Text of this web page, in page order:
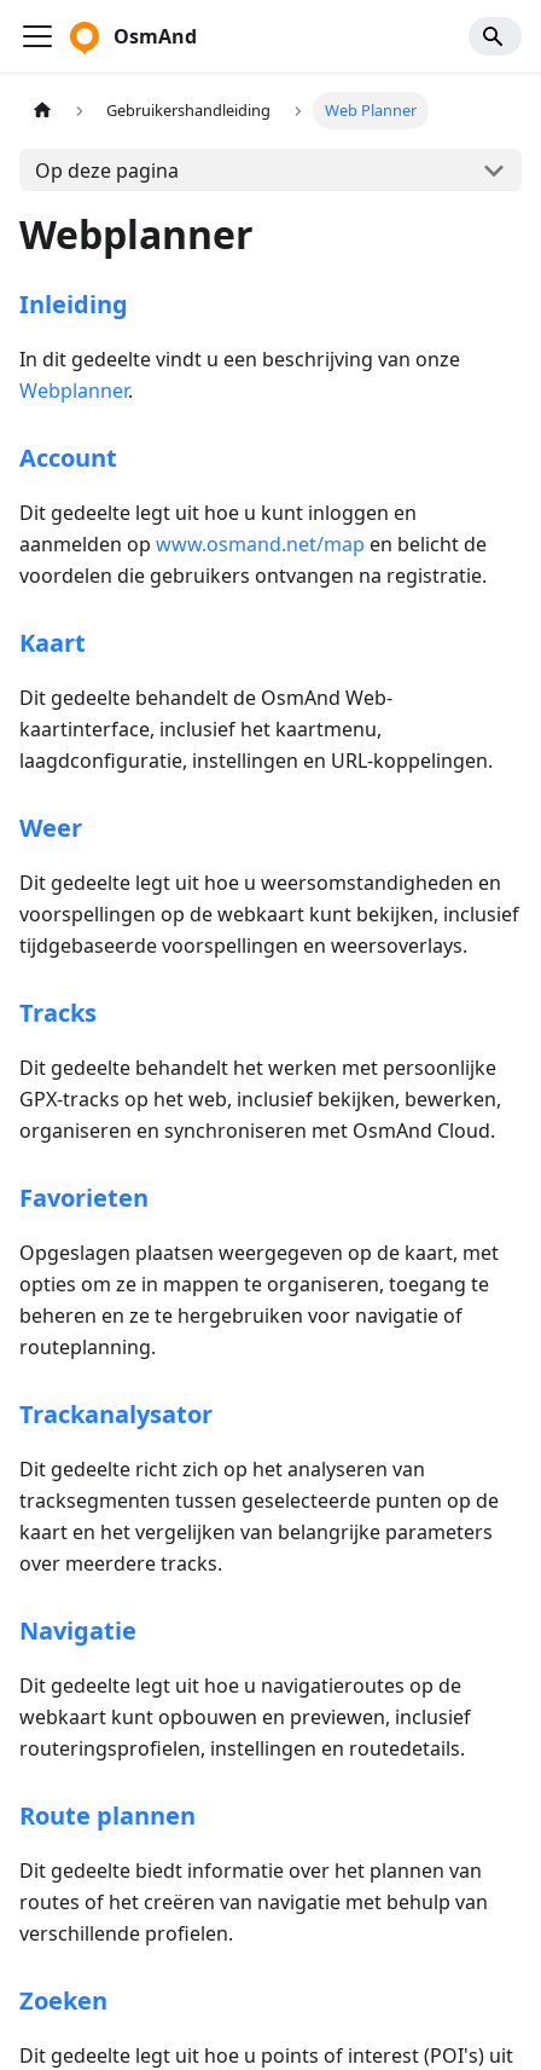
OsmAnd
Gebruikershandleiding Web Planner
Op deze pagina
Webplanner
Inleiding
In dit gedeelte vindt u een beschrijving van onze
Webplanner.
Account
Dit gedeelte legt uit hoe u kunt inloggen en
aanmelden op www.osmand.net/map en belicht de
voordelen die gebruikers ontvangen na registratie.
Kaart
Dit gedeelte behandelt de OsmAnd Web-
kaartinterface, inclusief het kaartmenu,
laagdconfiguratie, instellingen en URL-koppelingen.
Weer
Dit gedeelte legt uit hoe u weersomstandigheden en
voorspellingen op de webkaart kunt bekijken, inclusief
tijdgebaseerde voorspellingen en weersoverlays.
Tracks
Dit gedeelte behandelt het werken met persoonlijke
GPX-tracks op het web, inclusief bekijken, bewerken,
organiseren en synchroniseren met OsmAnd Cloud.
Favorieten
Opgeslagen plaatsen weergegeven op de kaart, met
opties om ze in mappen te organiseren, toegang te
beheren en ze te hergebruiken voor navigatie of
routeplanning.
Trackanalysator
Dit gedeelte richt zich op het analyseren van
tracksegmenten tussen geselecteerde punten op de
kaart en het vergelijken van belangrijke parameters
over meerdere tracks.
Navigatie
Dit gedeelte legt uit hoe u navigatieroutes op de
webkaart kunt opbouwen en previewen, inclusief
routeringsprofielen, instellingen en routedetails.
Route plannen
Dit gedeelte biedt informatie over het plannen van
routes of het creëren van navigatie met behulp van
verschillende profielen.
Zoeken
Dit gedeelte legt uit hoe u points of interest (POI's) uit